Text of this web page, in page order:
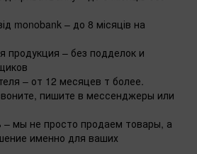
monobank – до 8 місяців на
продукция – без подделок и
– от 12 месяцев т более.
пишите в мессенджеры или
– мы не просто продаем товары, а
именно для ваших